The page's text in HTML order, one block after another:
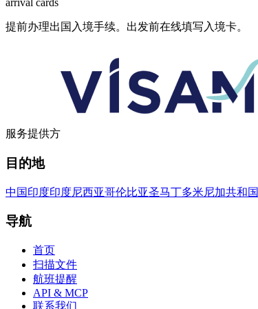
arrival cards
提前办理出国入境手续。出发前在线填写入境卡。
服务提供方
目的地
中国印度印度尼西亚哥伦比亚圣马丁多米尼加共和国
导航
首页
扫描文件
航班提醒
API & MCP
联系我们